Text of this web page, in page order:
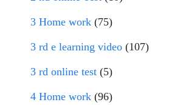
3 Home work (75)
3 rd e learning video (107)
3 rd online test (5)
4 Home work (96)